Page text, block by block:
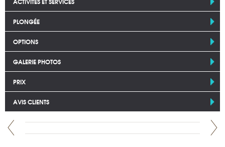
PLONGÉE
OPTIONS
GALERIE PHOTOS
PRIX
AVIS CLIENTS